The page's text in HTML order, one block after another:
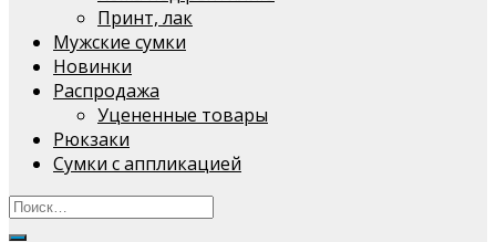
Принт, лак
Мужские сумки
Новинки
Распродажа
Уцененные товары
Рюкзаки
Сумки с аппликацией